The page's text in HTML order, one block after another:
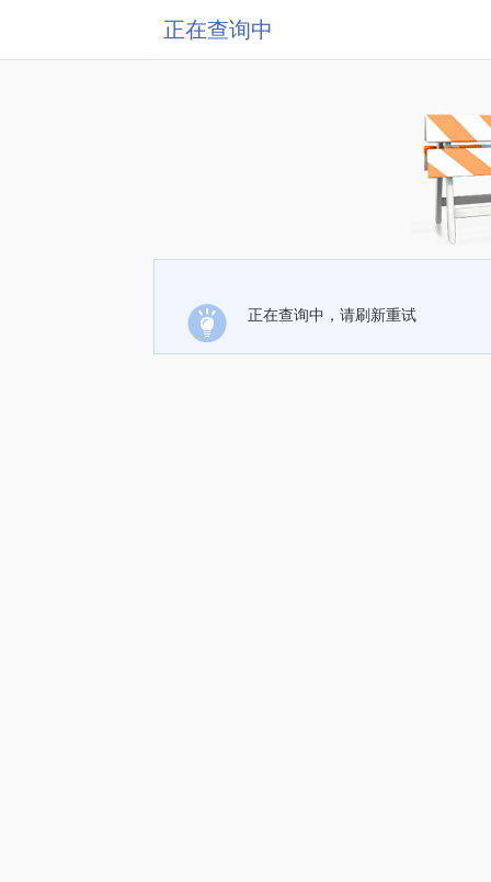
正在查询中
正在查询中，请刷新重试